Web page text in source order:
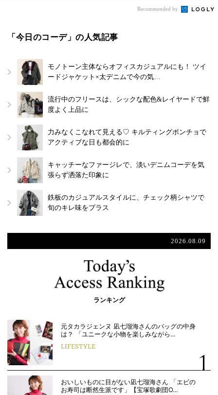
Recommended by
「今日のコーデ」の人気記事
モノトーン主体ならオフィスカジュアルにも！ ツイ
ードジャケット×太デニムで今の気…
流行中のフリースは、シックな配色&レイヤードで鮮
度よく上品に
力みなくこなれて見える♡ キルティングポンチョで
アクティブな日も都会的に
キャッチーなファージレで、淡いデニムコーデを気
張らず洒落た印象に
鉄板のカジュアルスタイルに、チェック柄シャツで
旬のキレ味をプラス
2026.08.09
ランキング
元タカラジェンヌ 凪七瑠海さんのバッグの中身
は？ 「ユニークな小物を楽しみながら…
LIFESTYLE
おいしいものに目がない凪七瑠海さん 「エビの
お寿司は断然生派です」【宝塚歌劇団O…